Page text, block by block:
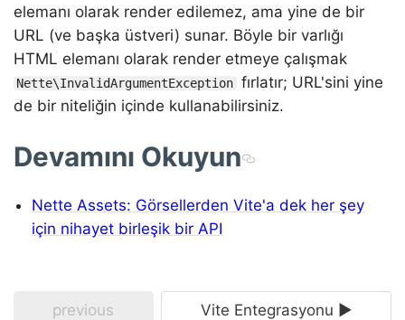
elemanı olarak render edilemez, ama yine de bir
URL (ve başka üstveri) sunar. Böyle bir varlığı
HTML elemanı olarak render etmeye çalışmak
Nette\InvalidArgumentException fırlatır; URL'sini yine
de bir niteliğin içinde kullanabilirsiniz.
Devamını Okuyun
Nette Assets: Görsellerden Vite'a dek her şey
için nihayet birleşik bir API
previous Vite Entegrasyonu ►